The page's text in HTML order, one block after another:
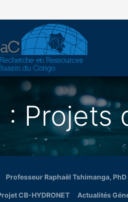
:
Professeur Raphaël Tshimanga,
CB-HYDRONET Actualités